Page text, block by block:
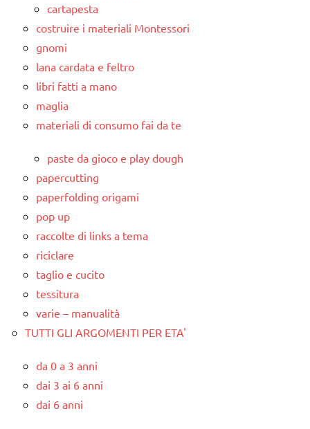
cartapesta
costruire i materiali Montessori
gnomi
lana cardata e feltro
libri fatti a mano
maglia
materiali di consumo fai da te
paste da gioco e play dough
papercutting
paperfolding origami
pop up
raccolte di links a tema
riciclare
taglio e cucito
tessitura
varie – manualità
TUTTI GLI ARGOMENTI PER ETA'
da 0 a 3 anni
dai 3 ai 6 anni
dai 6 anni